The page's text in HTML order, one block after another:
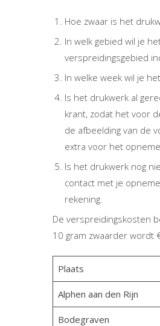
Hoe zwaar is het
In welk gebied wil je
verspreidingsgebied
In welke week wil je
Is het drukwerk al
krant, zodat het voor
de afbeelding van de
extra voor het
Is het drukwerk nog
contact met je
rekening.
De verspreidingskosten
10 gram zwaarder wordt
Plaats
Alphen aan den Rijn
Bodegraven